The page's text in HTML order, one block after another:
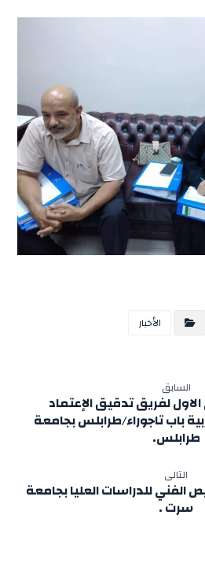
الأخبار
السابق
لفريق تدقيق الإعتماد
باب تاجوراء/طرابلس بجامعة
طرابلس.
التالى
الفني للدراسات العليا بجامعة
سرت .